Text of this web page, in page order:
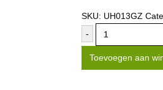
SKU: UH013GZ
-
Toevoegen aan